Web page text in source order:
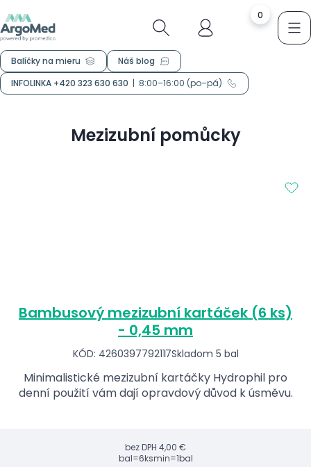
0
Balíčky na mieru
Náš blog
INFOLINKA +420 323 630 630 | 8:00–16:00 (po–pá)
Mezizubní pomůcky
Bambusový mezizubní kartáček (6 ks)
- 0,45 mm
KÓD: 4260397792117Skladom 5 bal
Minimalistické mezizubní kartáčky Hydrophil pro
denní použití vám dají opravdový důvod k úsměvu.
bez DPH 4,00 €
bal=6ksmin=1bal